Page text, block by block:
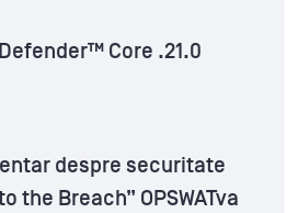
Core .21.0
despre securitate
the Breach” OPSWATva